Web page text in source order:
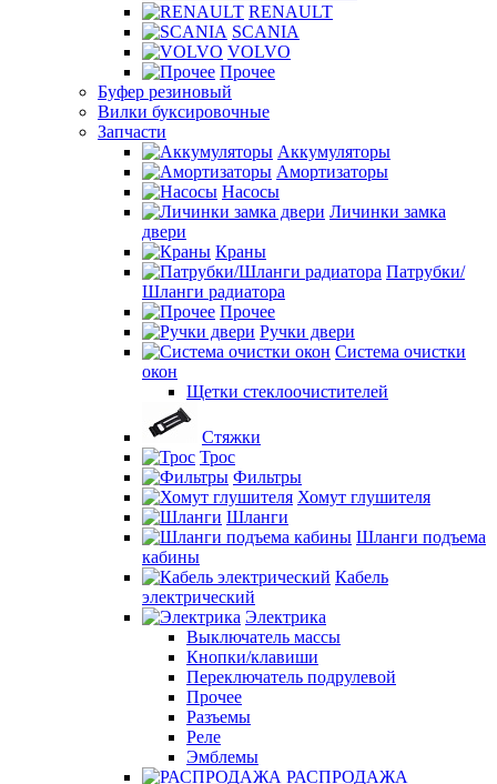
RENAULT
SCANIA
VOLVO
Прочее
Буфер резиновый
Вилки буксировочные
Запчасти
Аккумуляторы
Амортизаторы
Насосы
Личинки замка
двери
Краны
Патрубки/
Шланги радиатора
Прочее
Ручки двери
Система очистки
окон
Щетки стеклоочистителей
Стяжки
Трос
Фильтры
Хомут глушителя
Шланги
Шланги подъема
кабины
Кабель
электрический
Электрика
Выключатель массы
Кнопки/клавиши
Переключатель подрулевой
Прочее
Разъемы
Реле
Эмблемы
РАСПРОДАЖА